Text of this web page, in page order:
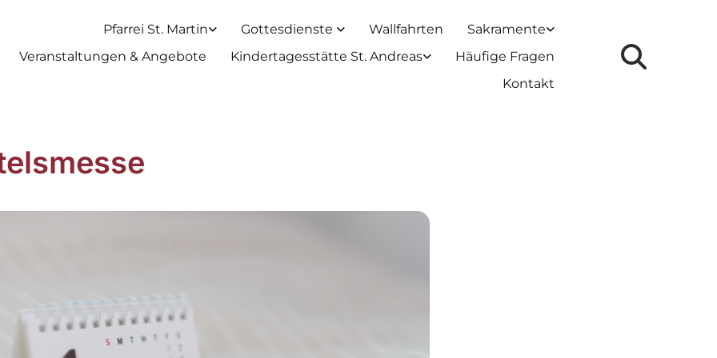
Pfarrei St. Martin Gottesdienste Wallfahrten
Sakramente
Veranstaltungen & Angebote
Kindertagesstätte St. Andreas
Häufige Fragen
Kontakt